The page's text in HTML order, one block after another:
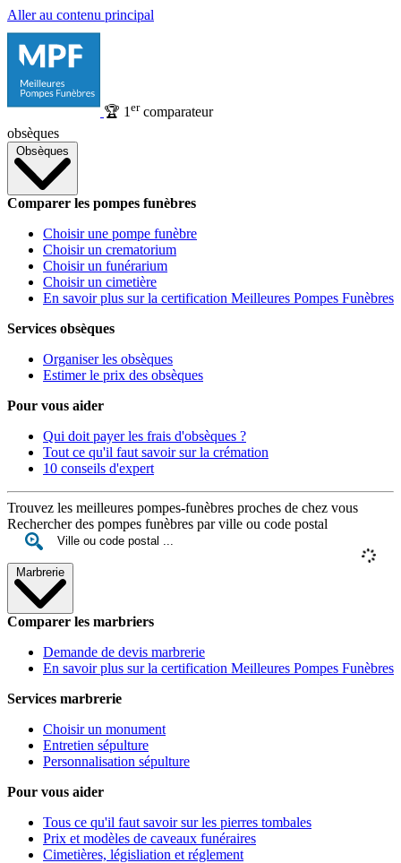
Aller au contenu principal
🏆 1 ercomparateur
obsèques
Obsèques
Comparer les pompes funèbres
Choisir une pompe funèbre
Choisir un crematorium
Choisir un funérarium
Choisir un cimetière
En savoir plus sur la certification Meilleures Pompes Funèbres
Services obsèques
Organiser les obsèques
Estimer le prix des obsèques
Pour vous aider
Qui doit payer les frais d'obsèques ?
Tout ce qu'il faut savoir sur la crémation
10 conseils d'expert
Trouvez les meilleures pompes-funèbres proches de chez vous
Rechercher des pompes funèbres par ville ou code postal
Marbrerie
Comparer les marbriers
Demande de devis marbrerie
En savoir plus sur la certification Meilleures Pompes Funèbres
Services marbrerie
Choisir un monument
Entretien sépulture
Personnalisation sépulture
Pour vous aider
Tous ce qu'il faut savoir sur les pierres tombales
Prix et modèles de caveaux funéraires
Cimetières, législiation et réglement